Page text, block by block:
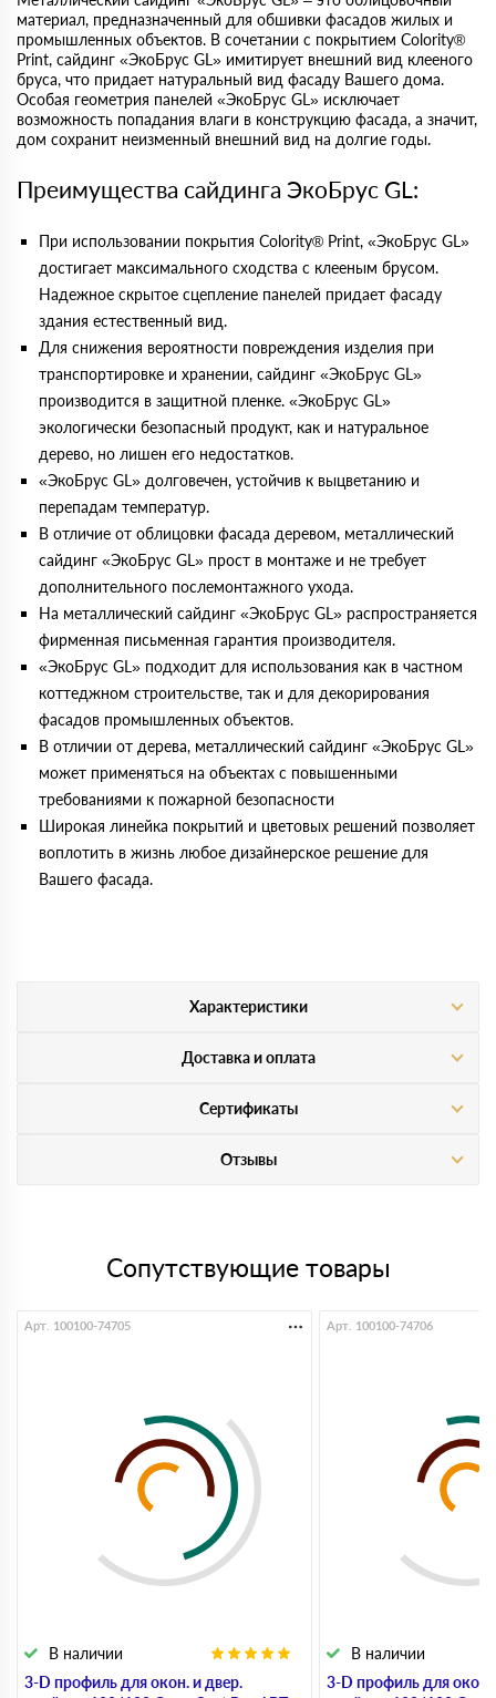
материал, предназначенный для обшивки фасадов жилых и
промышленных объектов. В сочетании с покрытием Colority®
Print, сайдинг «ЭкоБрус GL» имитирует внешний вид клееного
бруса, что придает натуральный вид фасаду Вашего дома.
Особая геометрия панелей «ЭкоБрус GL» исключает
возможность попадания влаги в конструкцию фасада, а значит,
дом сохранит неизменный внешний вид на долгие годы.
Преимущества сайдинга ЭкоБрус GL:
При использовании покрытия Colority® Print, «ЭкоБрус GL»
достигает максимального сходства с клееным брусом.
Надежное скрытое сцепление панелей придает фасаду
здания естественный вид.
Для снижения вероятности повреждения изделия при
транспортировке и хранении, сайдинг «ЭкоБрус GL»
производится в защитной пленке. «ЭкоБрус GL»
экологически безопасный продукт, как и натуральное
дерево, но лишен его недостатков.
«ЭкоБрус GL» долговечен, устойчив к выцветанию и
перепадам температур.
В отличие от облицовки фасада деревом, металлический
сайдинг «ЭкоБрус GL» прост в монтаже и не требует
дополнительного послемонтажного ухода.
На металлический сайдинг «ЭкоБрус GL» распространяется
фирменная письменная гарантия производителя.
«ЭкоБрус GL» подходит для использования как в частном
коттеджном строительстве, так и для декорирования
фасадов промышленных объектов.
В отличии от дерева, металлический сайдинг «ЭкоБрус GL»
может применяться на объектах с повышенными
требованиями к пожарной безопасности
Широкая линейка покрытий и цветовых решений позволяет
воплотить в жизнь любое дизайнерское решение для
Вашего фасада.
Характеристики
Доставка и оплата
Сертификаты
Отзывы
Сопутствующие товары
3-D профиль для окон. и двер.
В наличии
Арт. 100100-74705
3-D профиль для окон.
В наличии
Арт. 100100-74706